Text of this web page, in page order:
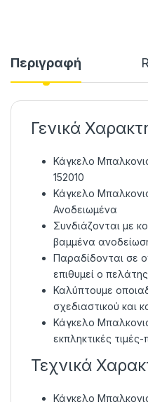
Περιγραφή
Γενικά
Κάγκελο
152010
Κάγκελο
Ανοδειωμένα
Συνδιάζονται με
βαμμένα
Παραδίδονται σε
επιθυμεί ο πελάτης
Καλύπτουμε
σχεδιαστικού και
Κάγκελο
εκπληκτικές
Τεχνικά
Κάγκελο